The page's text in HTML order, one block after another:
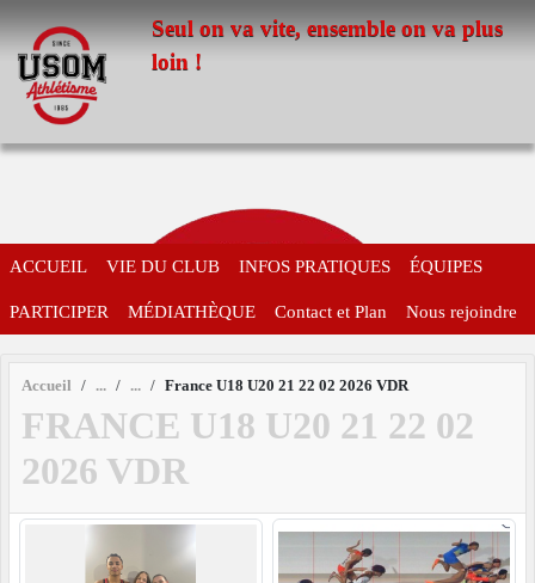
Seul on va vite, ensemble on va plus
loin !
ACCUEIL VIE DU CLUB INFOS PRATIQUES ÉQUIPES
PARTICIPER MÉDIATHÈQUE Contact et Plan Nous rejoindre
Accueil France U18 U20 21 22 02 2026 VDR
FRANCE U18 U20 21 22 02
2026 VDR